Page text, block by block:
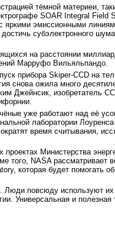
тёмной материеи,
SOAR Integral Field
яркими эмиссионными
субэлектронного
на расстоянии
Марруфо Вильяльпандо.
прибора Skiper-CCD на
снова ожила много
Джейнсик, изобретатель
уже работают над её
лаборатории
время считывания,
Министерства
того, NASA рассматривает
которая будет помогать
Люди повсюду используют
Универсальная и